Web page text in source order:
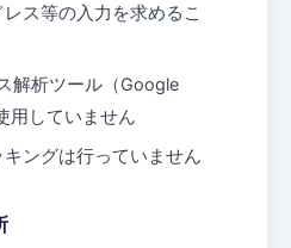
ス等の入力を求めるこ
解析ツール（Google
用していません
ングは行っていません